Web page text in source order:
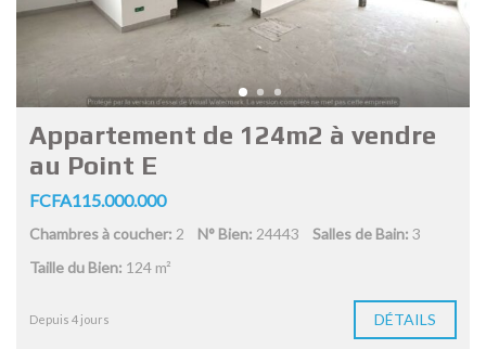
Appartement de 124m2 à vendre
au Point E
FCFA115.000.000
Chambres à coucher: 2 N° Bien: 24443 Salles de Bain: 3
Taille du Bien: 124 m²
Depuis 4 jours DÉTAILS